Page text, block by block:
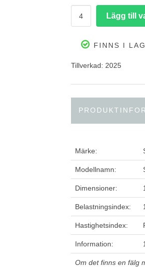
FINNS I
Tillverkad: 2025
Märke:
Modellnamn:
Dimensioner:
Belastningsindex:
Hastighetsindex:
Information:
Om det finns en fälg